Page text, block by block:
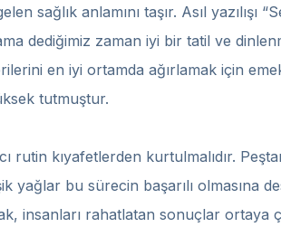
sağlık anlamını taşır. Asıl
dediğimiz zaman iyi bir tatil ve
en iyi ortamda ağırlamak için
tutmuştur.
rutin kıyafetlerden kurtulmalıdır.
yağlar bu sürecin başarılı olmasına
insanları rahatlatan sonuçlar ortaya